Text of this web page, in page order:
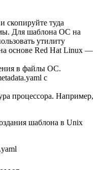
и скопируйте туда
Для шаблона ОС на
утилиту
основе Red Hat Linux —
в файлы ОС.
с
процессора. Например,
шаблона в Unix